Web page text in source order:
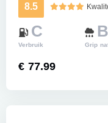
8.5
C
Verbruik
B
Grip
€ 77.99